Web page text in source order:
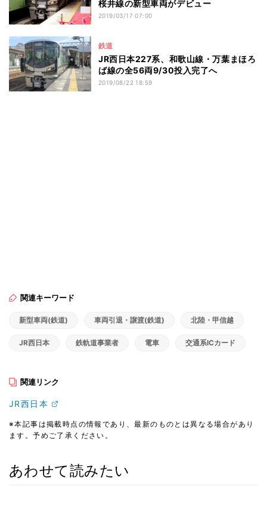
桜井線の新型車両がデビュー
2019/03/17 07:00
鉄道
JR西日本227系、和歌山線・万葉まほろ
ば線の全56両9/30投入完了へ
2019/08/22 18:59
関連キーワード
新型車両(鉄道) 車両引退・譲渡(鉄道) 北陸・甲信越
JR西日本 鉄軌道事業者 電車 交通系ICカード
関連リンク
JR西日本
※本記事は掲載時点の情報であり、最新のものとは異なる場合があり
ます。予めご了承ください。
あわせて読みたい